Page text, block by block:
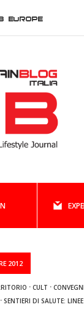
EUROPE
2012
· CULT ·
· SENTIERI DI SALUTE: